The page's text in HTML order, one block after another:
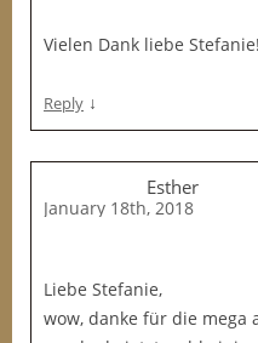
Vielen Dank liebe
Reply ↓
Esther
January 18th, 2018
Liebe Stefanie,
wow, danke für die